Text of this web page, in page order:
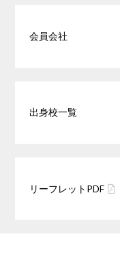
会員会社
出身校一覧
リーフレット PDF